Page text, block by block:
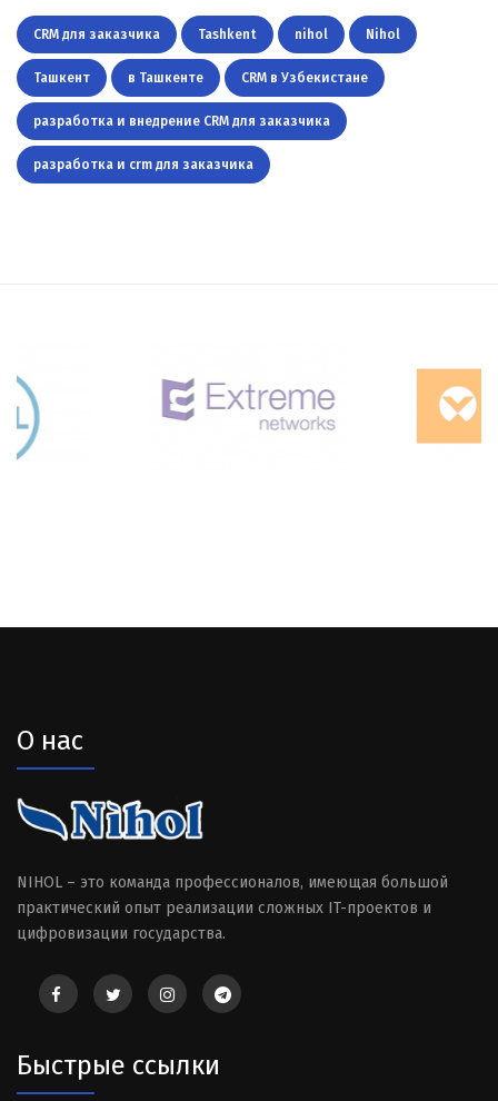
CRM для заказчика Tashkent nihol Nihol
Ташкент в Ташкенте CRM в Узбекистане
разработка и внедрение CRM для заказчика
разработка и crm для заказчика
О нас
NIHOL – это команда профессионалов, имеющая большой
практический опыт реализации сложных IT-проектов и
цифровизации государства.
Быстрые ссылки